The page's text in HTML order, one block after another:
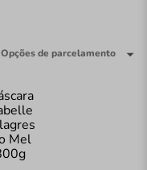
Opções de parcelamento